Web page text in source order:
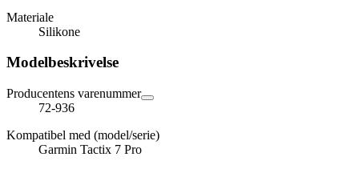
Materiale
Silikone
Modelbeskrivelse
Producentens varenummer
72-936
Kompatibel med (model/serie)
Garmin Tactix 7 Pro